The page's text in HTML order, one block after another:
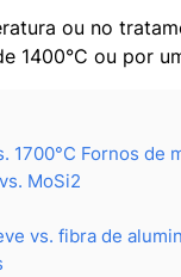
ou no
1400°C ou por
1700°C Fornos de
MoSi2
vs. fibra de